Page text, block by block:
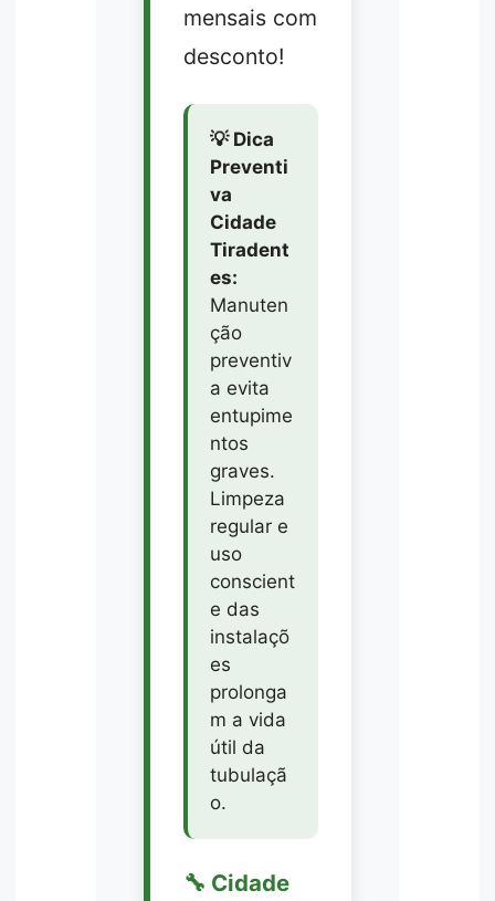
mensais com
desconto!
💡 Dica
Preventi
va
Cidade
Tiradent
es:
Manuten
ção
preventiv
a evita
entupime
ntos
graves.
Limpeza
regular e
uso
conscient
e das
instalaçõ
es
prolonga
m a vida
útil da
tubulaçã
o.
🔧 Cidade